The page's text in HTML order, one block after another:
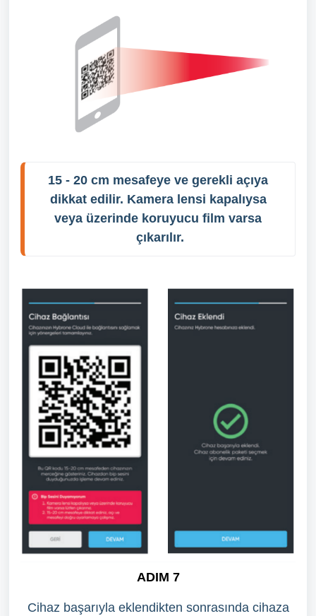
15 - 20 cm mesafeye ve gerekli açıya
dikkat edilir. Kamera lensi kapalıysa
veya üzerinde koruyucu film varsa
çıkarılır.
ADIM 7
Cihaz başarıyla eklendikten sonrasında cihaza